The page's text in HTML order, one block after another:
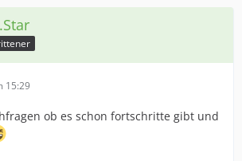
15:29
ob es schon fortschritte gibt und